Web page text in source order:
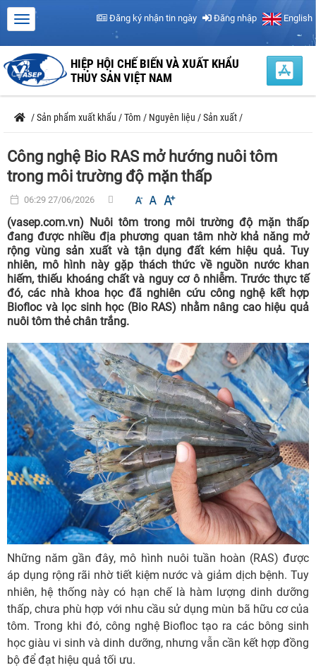
Đăng ký nhận tin ngày Đăng nhập English
HIỆP HỘI CHẾ BIẾN VÀ XUẤT KHẨU
THỦY SẢN VIỆT NAM
/Sản phẩm xuất khẩu /Tôm / Nguyên liệu /Sản xuất /
Công nghệ Bio RAS mở hướng nuôi tôm
trong môi trường độ mặn thấp
06:29 27/06/2026
(vasep.com.vn) Nuôi tôm trong môi trường độ mặn thấp
đang được nhiều địa phương quan tâm nhờ khả năng mở
rộng vùng sản xuất và tận dụng đất kém hiệu quả. Tuy
nhiên, mô hình này gặp thách thức về nguồn nước khan
hiếm, thiếu khoáng chất và nguy cơ ô nhiễm. Trước thực tế
đó, các nhà khoa học đã nghiên cứu công nghệ kết hợp
Biofloc và lọc sinh học (Bio RAS) nhằm nâng cao hiệu quả
nuôi tôm thẻ chân trắng.
Những năm gần đây, mô hình nuôi tuần hoàn (RAS) được
áp dụng rộng rãi nhờ tiết kiệm nước và giảm dịch bệnh. Tuy
nhiên, hệ thống này có hạn chế là hàm lượng dinh dưỡng
thấp, chưa phù hợp với nhu cầu sử dụng mùn bã hữu cơ của
tôm. Trong khi đó, công nghệ Biofloc tạo ra các bông sinh
học giàu vi sinh và dinh dưỡng, nhưng vẫn cần kết hợp đồng
bộ để đạt hiệu quả tối ưu.